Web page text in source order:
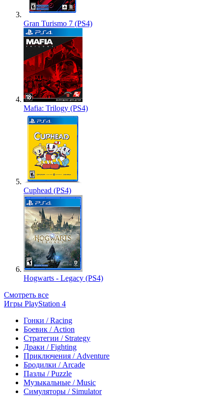
Gran Turismo 7 (PS4)
Mafia: Trilogy (PS4)
Cuphead (PS4)
Hogwarts - Legacy (PS4)
Смотреть все
Игры PlayStation 4
Гонки / Racing
Боевик / Action
Стратегии / Strategy
Драки / Fighting
Приключения / Adventure
Бродилки / Arcade
Пазлы / Puzzle
Музыкальные / Music
Симуляторы / Simulator